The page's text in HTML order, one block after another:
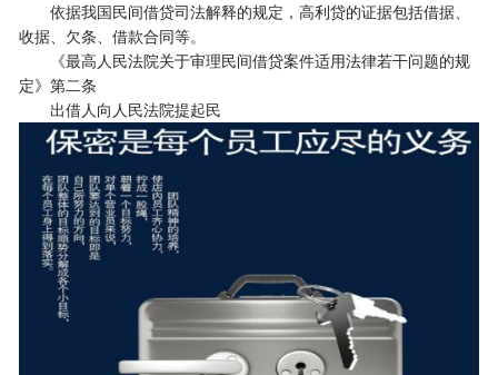
依据我国民间借贷司法解释的规定，高利贷的证据包括借据、
收据、欠条、借款合同等。
《最高人民法院关于审理民间借贷案件适用法律若干问题的规
定》第二条
出借人向人民法院提起民